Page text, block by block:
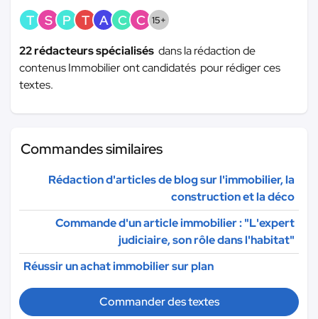
T S P T A C C 15+
22 rédacteurs spécialisés dans la rédaction de
contenus Immobilier ont candidatés pour rédiger ces
textes.
Commandes similaires
Rédaction d'articles de blog sur l'immobilier, la
construction et la déco
Commande d'un article immobilier : "L'expert
judiciaire, son rôle dans l'habitat"
Réussir un achat immobilier sur plan
Commander des textes